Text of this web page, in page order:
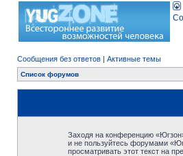
Сообщения без ответов | Активные темы
Список форумов
Заходя на конференцию
и не пользуйтесь форумами
просматривать этот текст на